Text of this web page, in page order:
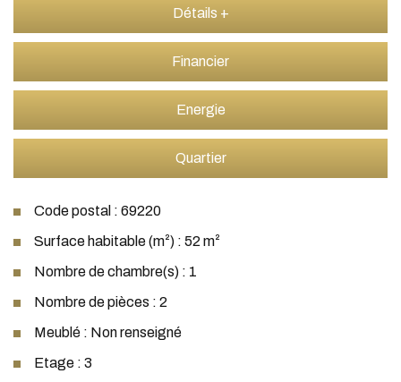
Détails +
Financier
Energie
Quartier
Code postal : 69220
Surface habitable (m²) : 52 m²
Nombre de chambre(s) : 1
Nombre de pièces : 2
Meublé : Non renseigné
Etage : 3